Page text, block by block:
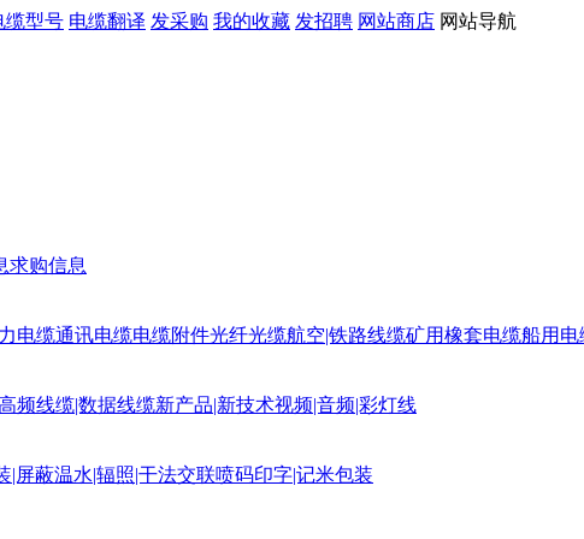
缆型号 电缆翻译 发采购 我的收藏 发招聘 网站商店 网站导航
求购信息
电缆通讯电缆电缆附件光纤光缆航空|铁路线缆矿用橡套电缆船用电
频线缆|数据线缆新产品|新技术视频|音频|彩灯线
|屏蔽温水|辐照|干法交联喷码印字|记米包装